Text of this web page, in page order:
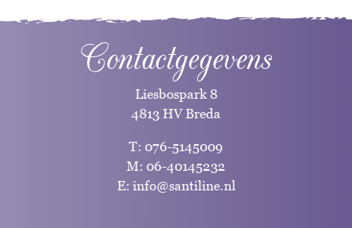
Contactgegevens
Liesbospark 8
4813 HV Breda
T: 076-5145009
M: 06-40145232
E: info@santiline.nl